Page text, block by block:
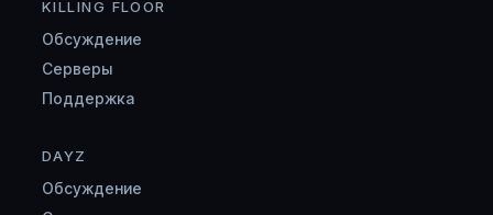
KILLING FLOOR
Обсуждение
Серверы
Поддержка
DAYZ
Обсуждение